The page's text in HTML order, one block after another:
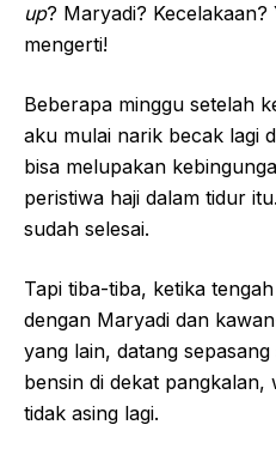
up? Maryadi?
mengerti!
Beberapa minggu setelah
aku mulai narik becak lagi
bisa melupakan
peristiwa haji dalam tidur
sudah selesai.
Tapi tiba-tiba, ketika
dengan Maryadi dan
yang lain, datang
bensin di dekat
tidak asing lagi.